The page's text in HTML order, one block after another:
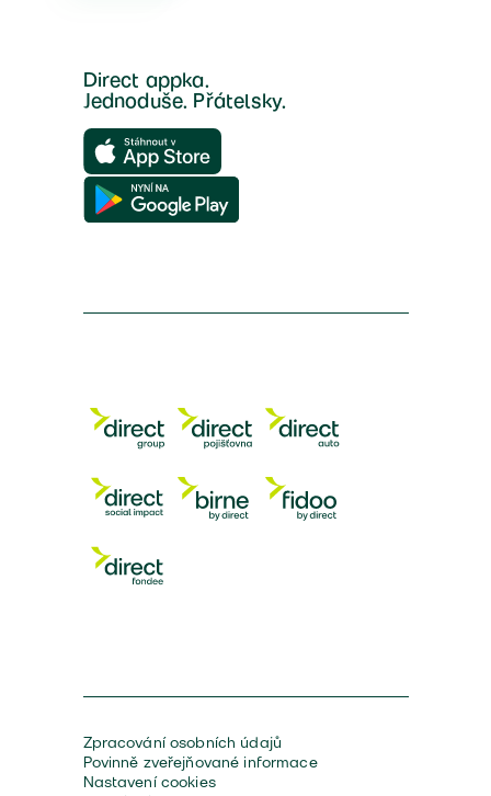
Direct appka.
Jednoduše. Přátelsky.
Zpracování osobních údajů
Povinně zveřejňované informace
Nastavení cookies